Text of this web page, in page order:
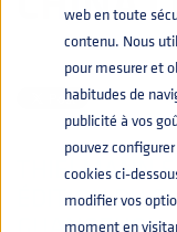
web en toute
contenu. Nous
pour mesurer et
habitudes de
publicité à vos
pouvez
cookies ci-
modifier vos
moment en
CHIMIQUE,PRODUITS,
THIELMANN
ÉDITION DU